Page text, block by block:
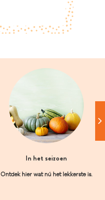
In het seizoen
Ontdek hier wat nú het lekkerste is.